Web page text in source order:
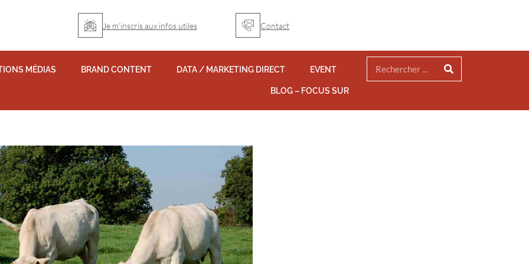
Je m'inscris aux infos utiles Contact
MÉDIAS BRAND CONTENT DATA / MARKETING DIRECT EVENT
BLOG – FOCUS SUR